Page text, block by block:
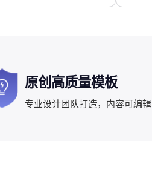
原创高质量模板
专业设计团队打造，内容可编辑